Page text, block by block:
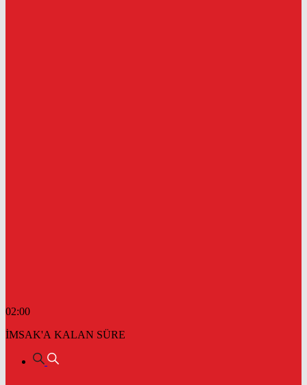
02:00
İMSAK'A KALAN SÜRE